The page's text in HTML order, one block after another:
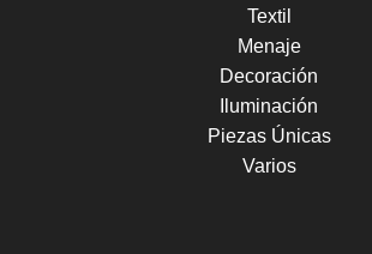
Textil
Menaje
Decoración
Iluminación
Piezas Únicas
Varios